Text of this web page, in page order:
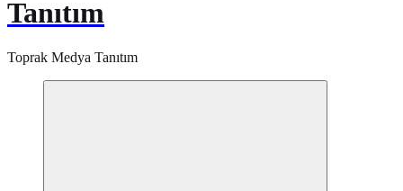
Tanıtım
Toprak Medya Tanıtım